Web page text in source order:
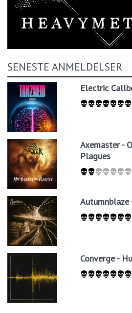
SENESTE ANMELDELSER
Electric
Axemaster -
Plagues
Autumnblaze
Converge -